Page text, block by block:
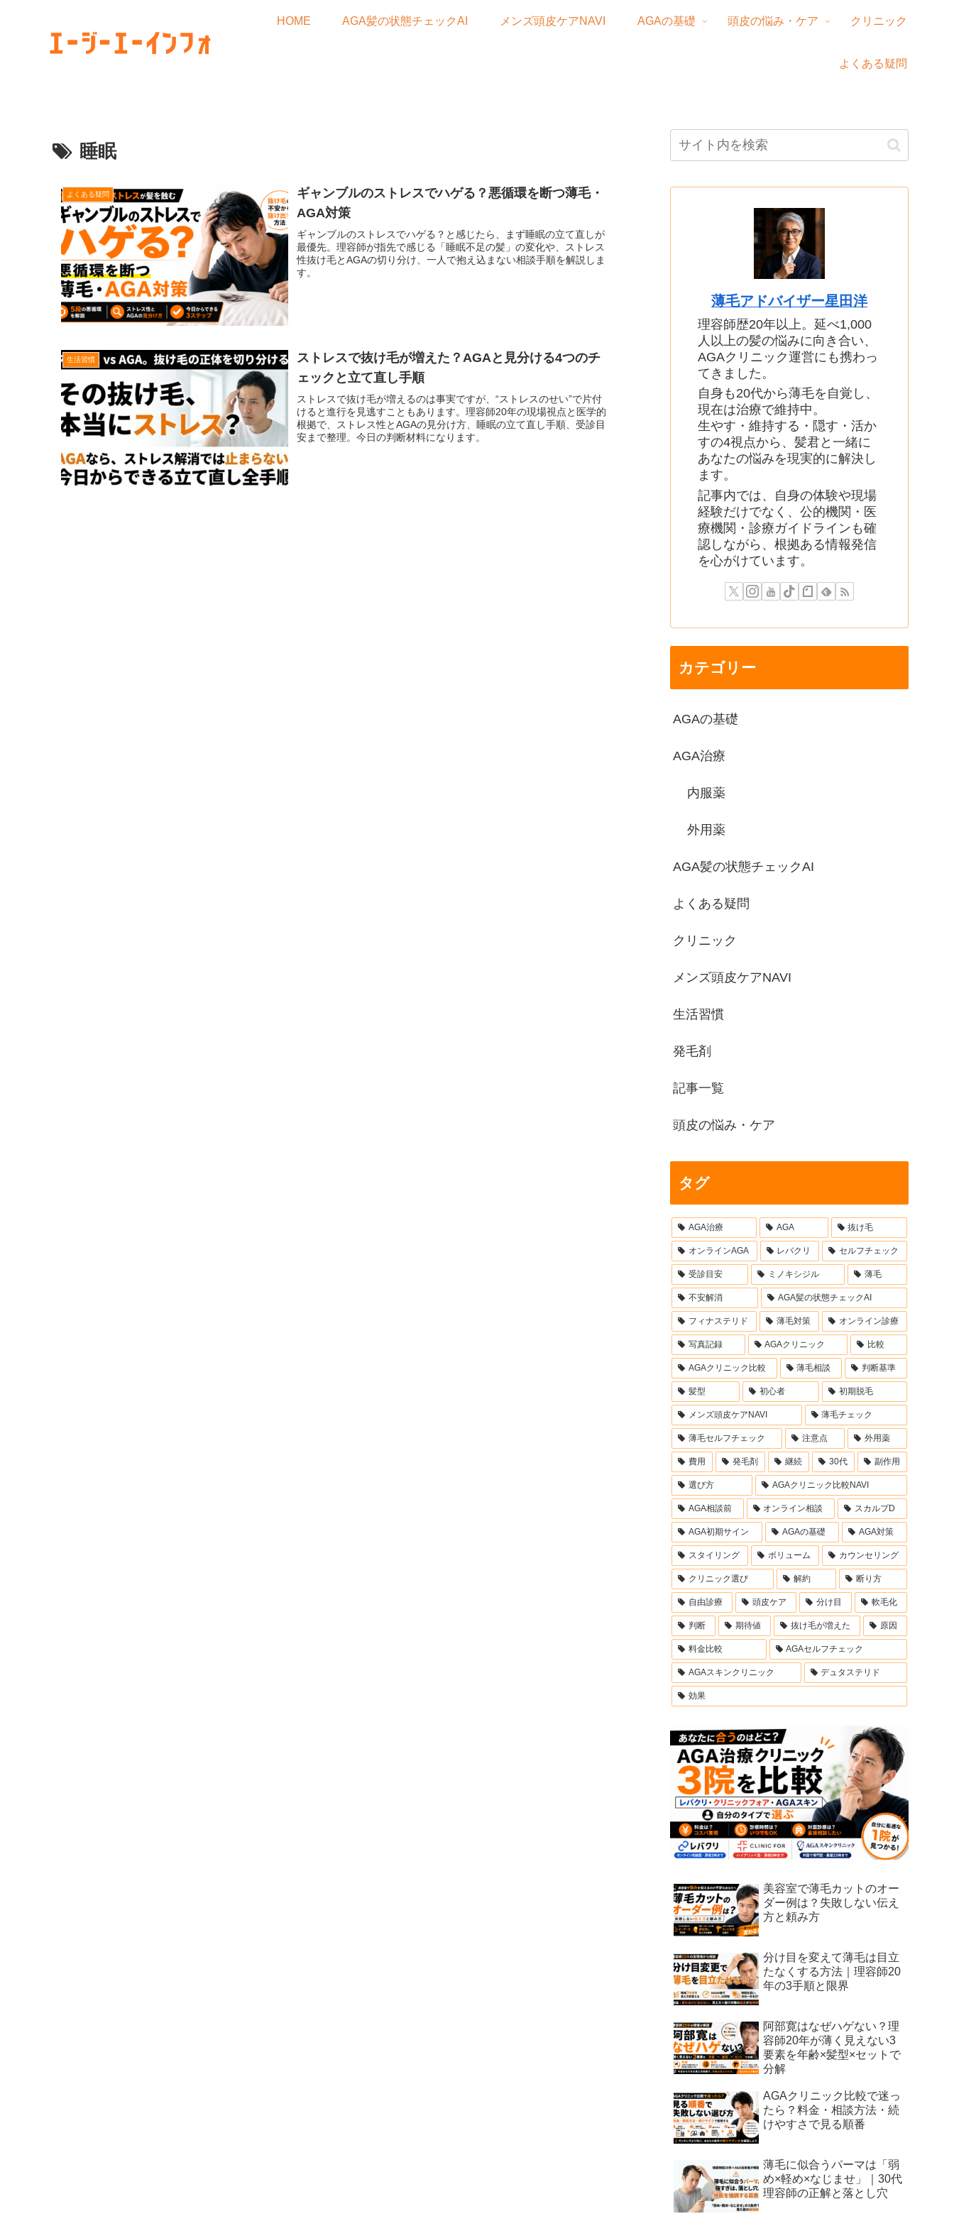
HOME AGA髪の状態チェックAI メンズ頭皮ケアNAVI AGAの基礎 頭皮の悩み・ケア クリニック
よくある疑問
睡眠
よくある疑問
ギャンブルのストレスでハゲる？悪循環を断つ薄毛・
AGA対策
ギャンブルのストレスでハゲる？と感じたら、まず睡眠の立て直しが
最優先。理容師が指先で感じる「睡眠不足の髪」の変化や、ストレス
性抜け毛とAGAの切り分け、一人で抱え込まない相談手順を解説しま
す。
生活習慣
ストレスで抜け毛が増えた？AGAと見分ける4つのチ
ェックと立て直し手順
ストレスで抜け毛が増えるのは事実ですが、“ストレスのせい”で片付
けると進行を見逃すこともあります。理容師20年の現場視点と医学的
根拠で、ストレス性とAGAの見分け方、睡眠の立て直し手順、受診目
安まで整理。今日の判断材料になります。
薄毛アドバイザー星田洋
理容師歴20年以上。延べ1,000
人以上の髪の悩みに向き合い、
AGAクリニック運営にも携わっ
てきました。
自身も20代から薄毛を自覚し、
現在は治療で維持中。
生やす・維持する・隠す・活か
すの4視点から、髪君と一緒に
あなたの悩みを現実的に解決し
ます。
記事内では、自身の体験や現場
経験だけでなく、公的機関・医
療機関・診療ガイドラインも確
認しながら、根拠ある情報発信
を心がけています。
カテゴリー
AGAの基礎
AGA治療
内服薬
外用薬
AGA髪の状態チェックAI
よくある疑問
クリニック
メンズ頭皮ケアNAVI
生活習慣
発毛剤
記事一覧
頭皮の悩み・ケア
タグ
AGA治療 AGA 抜け毛
オンラインAGA レバクリ セルフチェック
受診目安 ミノキシジル 薄毛
不安解消 AGA髪の状態チェックAI
フィナステリド 薄毛対策 オンライン診療
写真記録 AGAクリニック 比較
AGAクリニック比較 薄毛相談 判断基準
髪型 初心者 初期脱毛
メンズ頭皮ケアNAVI 薄毛チェック
薄毛セルフチェック 注意点 外用薬
費用 発毛剤 継続 30代 副作用
選び方 AGAクリニック比較NAVI
AGA相談前 オンライン相談 スカルプD
AGA初期サイン AGAの基礎 AGA対策
スタイリング ボリューム カウンセリング
クリニック選び 解約 断り方
自由診療 頭皮ケア 分け目 軟毛化
判断 期待値 抜け毛が増えた 原因
料金比較 AGAセルフチェック
AGAスキンクリニック デュタステリド
効果
美容室で薄毛カットのオー
ダー例は？失敗しない伝え
方と頼み方
分け目を変えて薄毛は目立
たなくする方法｜理容師20
年の3手順と限界
阿部寛はなぜハゲない？理
容師20年が薄く見えない3
要素を年齢×髪型×セットで
分解
AGAクリニック比較で迷っ
たら？料金・相談方法・続
けやすさで見る順番
薄毛に似合うパーマは「弱
め×軽め×なじませ」｜30代
理容師の正解と落とし穴